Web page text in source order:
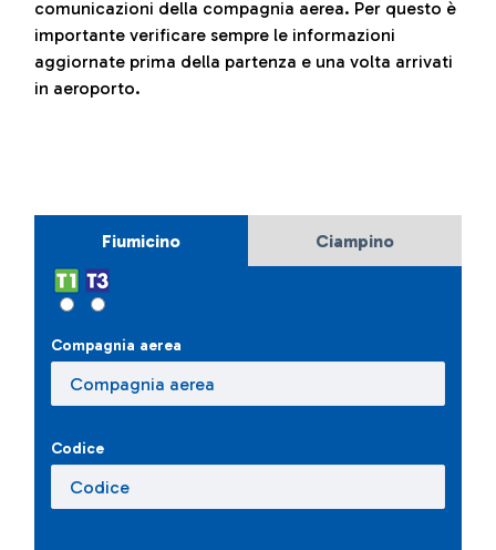
comunicazioni della compagnia aerea. Per questo è
importante verificare sempre le informazioni
aggiornate prima della partenza e una volta arrivati
in aeroporto.
Fiumicino Ciampino
Compagnia aerea
Codice